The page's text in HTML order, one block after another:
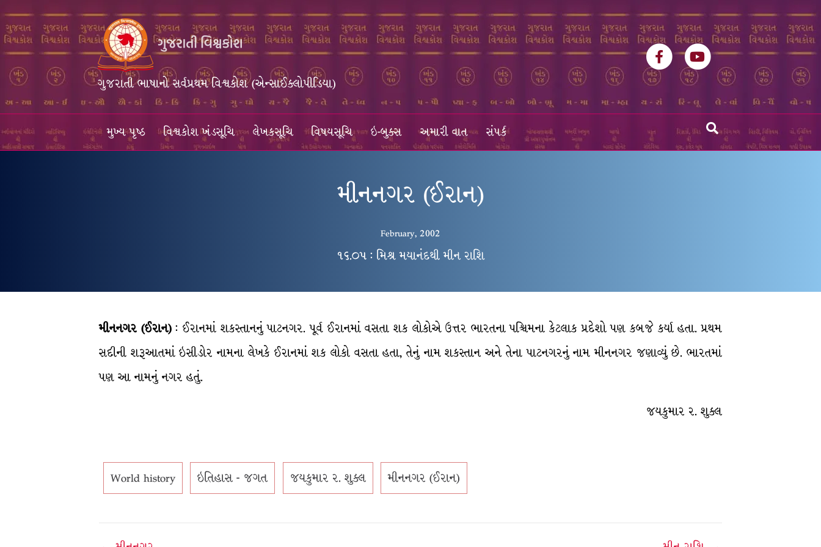
ગુજરાતી ભાષાનો સર્વપ્રથમ વિશ્વકોશ (એન્સાઈક્લોપીડિયા)
FacebookYoutube
મુખ્ય પૃષ્ઠ વિશ્વકોશ ખંડસૂચિ લેખકસૂચિ વિષયસૂચિ ઇ-બુક્સ અમારી વાત સંપર્ક
મીનનગર (ઈરાન)
February, 2002
૧૬.૦૫ : મિશ્ર મયાનંદથી મીન રાશિ
મીનનગર (ઈરાન): ઈરાનમાં શકસ્તાનનું પાટનગર. પૂર્વ ઈરાનમાં વસતા શક લોકોએ ઉત્તર ભારતના પશ્ચિમના કેટલાક પ્રદેશો પણ કબજે કર્યા હતા. પ્રથમ
સદીની શરૂઆતમાં ઇસીડોર નામના લેખકે ઈરાનમાં શક લોકો વસતા હતા, તેનું નામ શકસ્તાન અને તેના પાટનગરનું નામ મીનનગર જણાવ્યું છે. ભારતમાં
પણ આ નામનું નગર હતું.
જયકુમાર ર. શુક્લ
World history ઇતિહાસ - જગત જયકુમાર ર. શુક્લ મીનનગર (ઈરાન)